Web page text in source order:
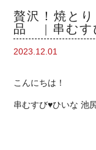
贅沢！焼と
品 | 串むす
2023.12.01
こんにちは！
串むすび♥ひいな 池